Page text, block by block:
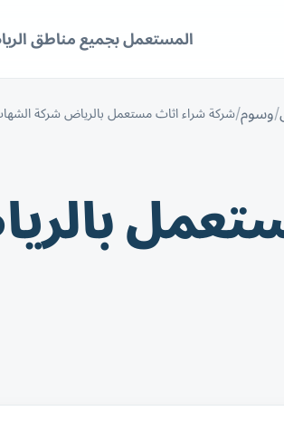
المستعمل بجميع مناطق
وسوم شركة شراء اثاث مستعمل بالرياض شركة